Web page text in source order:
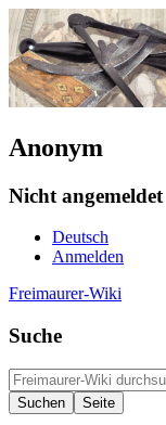
Anonym
Nicht angemeldet
Deutsch
Anmelden
Freimaurer-Wiki
Suche